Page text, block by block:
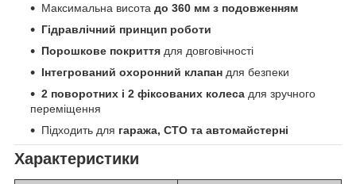
Максимальна висота до 360 мм з подовженням
Гідравлічний принцип роботи
Порошкове покриття для довговічності
Інтегрований охоронний клапан для безпеки
2 поворотних і 2 фіксованих колеса для зручного
переміщення
Підходить для гаража, СТО та автомайстерні
Характеристики